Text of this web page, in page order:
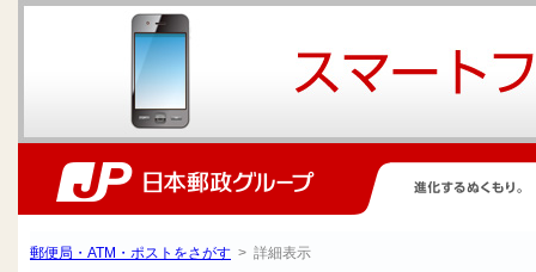
郵便局・ATM・ポストをさがす > 詳細表示